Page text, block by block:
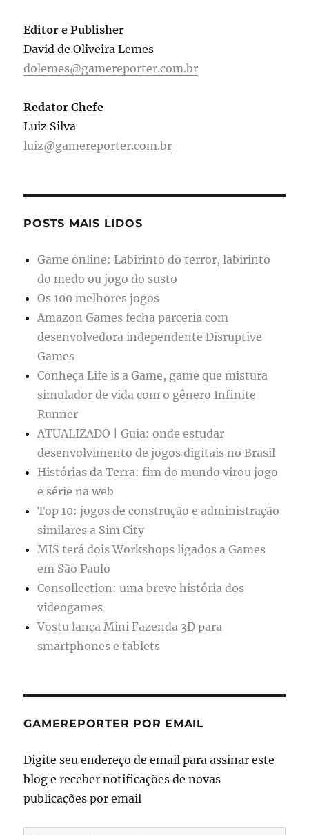
Editor e Publisher
David de Oliveira Lemes
dolemes@gamereporter.com.br
Redator Chefe
Luiz Silva
luiz@gamereporter.com.br
POSTS MAIS LIDOS
Game online: Labirinto do terror, labirinto
do medo ou jogo do susto
Os 100 melhores jogos
Amazon Games fecha parceria com
desenvolvedora independente Disruptive
Games
Conheça Life is a Game, game que mistura
simulador de vida com o gênero Infinite
Runner
ATUALIZADO | Guia: onde estudar
desenvolvimento de jogos digitais no Brasil
Histórias da Terra: fim do mundo virou jogo
e série na web
Top 10: jogos de construção e administração
similares a Sim City
MIS terá dois Workshops ligados a Games
em São Paulo
Consollection: uma breve história dos
videogames
Vostu lança Mini Fazenda 3D para
smartphones e tablets
GAMEREPORTER POR EMAIL
Digite seu endereço de email para assinar este
blog e receber notificações de novas
publicações por email